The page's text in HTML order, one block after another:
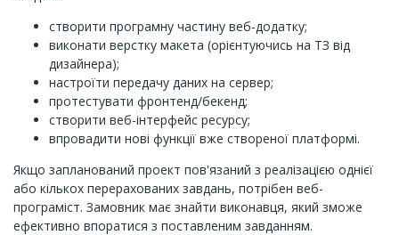
створити програмну частину веб-додатку;
виконати верстку макета (орієнтуючись на ТЗ від
дизайнера);
настроїти передачу даних на сервер;
протестувати фронтенд/бекенд;
створити веб-інтерфейс ресурсу;
впровадити нові функції вже створеної платформі.
Якщо запланований проект пов'язаний з реалізацією однієї
або кількох перерахованих завдань, потрібен веб-
програміст. Замовник має знайти виконавця, який зможе
ефективно впоратися з поставленим завданням.